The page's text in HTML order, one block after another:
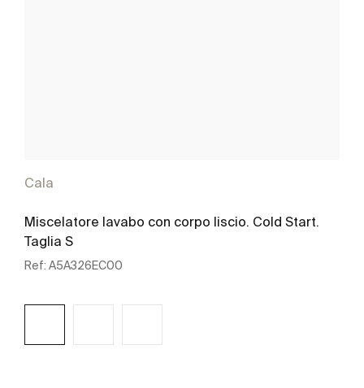
Cala
Miscelatore lavabo con corpo liscio. Cold Start.
Taglia S
Ref: A5A326EC00